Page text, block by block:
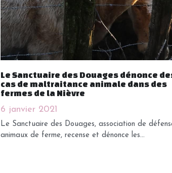
Le Sanctuaire des Douages dénonce
cas de maltraitance animale dans des
fermes de la Nièvre
6 janvier 2021
Le Sanctuaire des Douages, association de
animaux de ferme, recense et dénonce les...